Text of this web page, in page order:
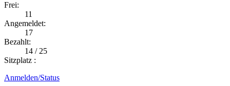
Frei:
11
Angemeldet:
17
Bezahlt:
14 / 25
Sitzplatz :
Anmelden/Status